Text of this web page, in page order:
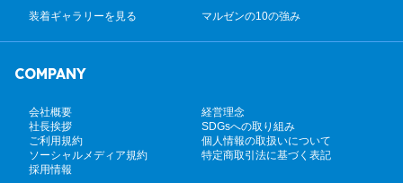
装着ギャラリーを見る マルゼンの10の強み
COMPANY
会社概要
経営理念
社長挨拶
SDGsへの取り組み
ご利用規約
個人情報の取扱いについて
ソーシャルメディア規約
特定商取引法に基づく表記
採用情報